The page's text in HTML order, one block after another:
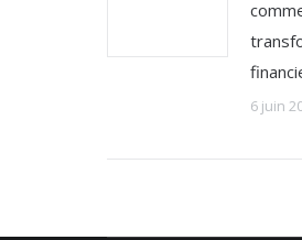
6 juin